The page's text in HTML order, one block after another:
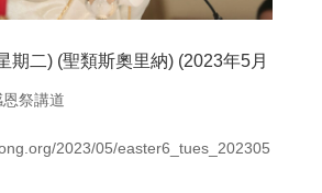
期二) (聖類斯奧里納) (2023年5月
恩祭講道
2023/05/easter6_tues_202305